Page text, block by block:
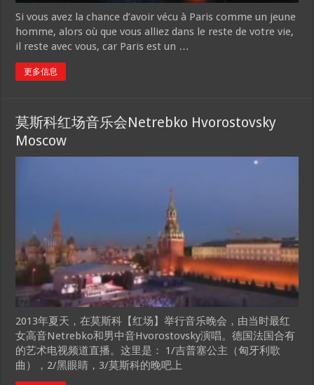
Si vous avez la chance d’avoir vécu à Paris comme un jeune
homme, alors où que vous alliez dans le reste de votre vie,
il reste avec vous, car Paris est un …
更多信息
莫斯科红场音乐会Netrebko Hvorostovsky
Moscow
2013年夏天，在莫斯科【红场】举行音乐晚会，由当时最红
女高音Netrebko和男中音Hvorostovsky演唱。德国法国合有
的艺术电视频道直播。这里是： 1/吉普塞公主（匈牙利歌
曲），2/黑眼睛，3/莫斯科的晚吧上